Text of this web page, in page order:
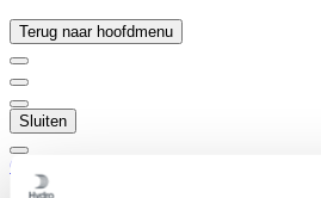
Terug naar hoofdmenu
Sluiten
Carrières